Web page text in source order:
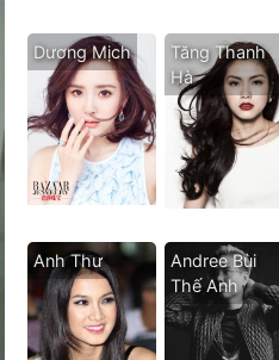
Dương Mịch
Tăng Thanh
Hà
Anh Thư
Andree Bùi
Thế Anh